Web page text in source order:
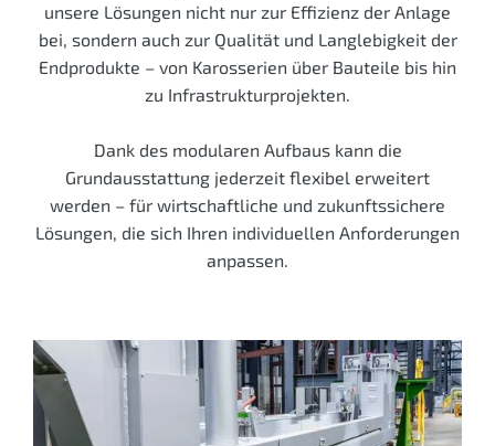
unsere Lösungen nicht nur zur Effizienz der Anlage
bei, sondern auch zur Qualität und Langlebigkeit der
Endprodukte – von Karosserien über Bauteile bis hin
zu Infrastrukturprojekten.
Dank des modularen Aufbaus kann die
Grundausstattung jederzeit flexibel erweitert
werden – für wirtschaftliche und zukunftssichere
Lösungen, die sich Ihren individuellen Anforderungen
anpassen.